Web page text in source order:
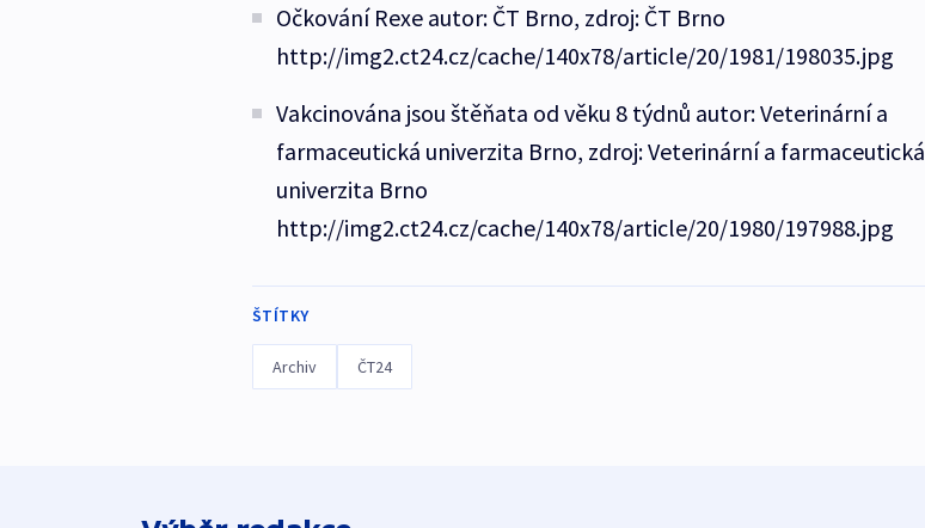
Očkování Rexe autor: ČT Brno, zdroj: ČT Brno
http://img2.ct24.cz/cache/140x78/article/20/1981/198035.jpg
Vakcinována jsou štěňata od věku 8 týdnů autor: Veterinární a
farmaceutická univerzita Brno, zdroj: Veterinární a farmaceutická
univerzita Brno
http://img2.ct24.cz/cache/140x78/article/20/1980/197988.jpg
ŠTÍTKY
Archiv ČT24